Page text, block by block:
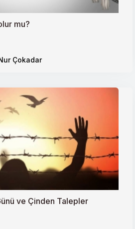
mu?
Çokadar
ve Çinden Talepler